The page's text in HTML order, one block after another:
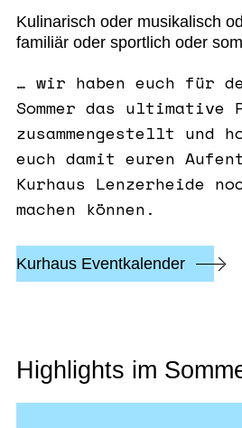
Kulinarisch oder musikalisch
familiär oder sportlich oder
… wir haben euch für
Sommer das ultimative
zusammengestellt und
euch damit euren
Kurhaus Lenzerheide
machen können.
Kurhaus Eventkalender
Highlights im